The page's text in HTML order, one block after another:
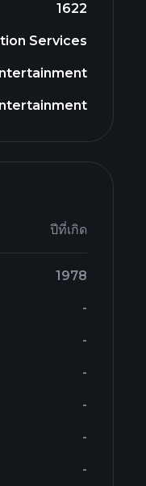
1622
Services
ปีที่เกิด
1978
-
-
-
-
-
-